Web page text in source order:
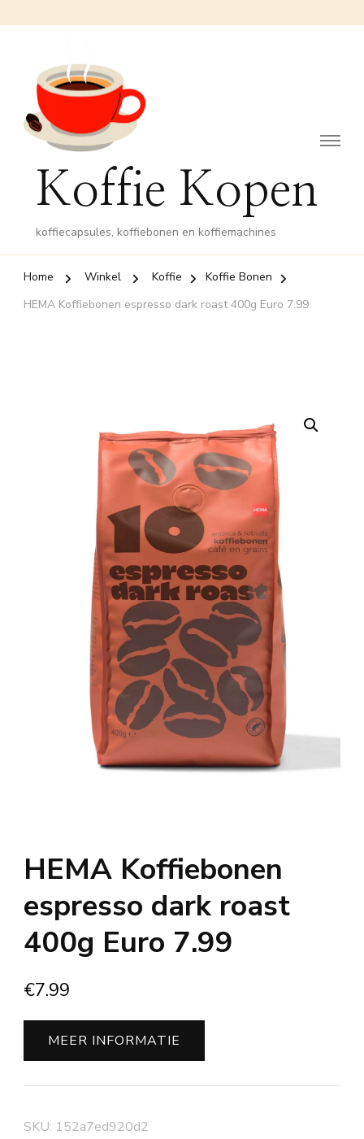
Koffie Kopen
koffiecapsules, koffiebonen en koffiemachines
Home Winkel Koffie
Koffie Bonen
HEMA Koffiebonen espresso dark roast 400g Euro 7.99
HEMA Koffiebonen
espresso dark roast
400g Euro 7.99
€7.99
MEER INFORMATIE
SKU: 152a7ed920d2